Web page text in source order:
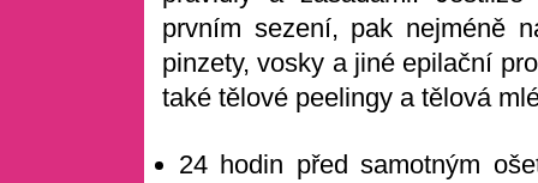
prvním sezení, pak nejméně
pinzety, vosky a jiné epilační
také tělové peelingy a tělová
24 hodin před samotným